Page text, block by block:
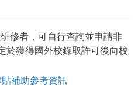
修者，可自行查詢並申請非
於獲得國外校錄取許可後向校
補助參考資訊